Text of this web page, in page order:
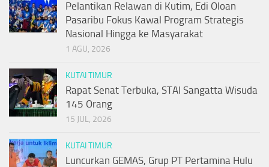
Pelantikan Relawan di Kutim, Edi Oloan
Pasaribu Fokus Kawal Program Strategis
Nasional Hingga ke Masyarakat
1 AGU, 2026
KUTAI TIMUR
Rapat Senat Terbuka, STAI Sangatta Wisuda
145 Orang
15 JUL, 2026
KUTAI TIMUR
Luncurkan GEMAS, Grup PT Pertamina Hulu